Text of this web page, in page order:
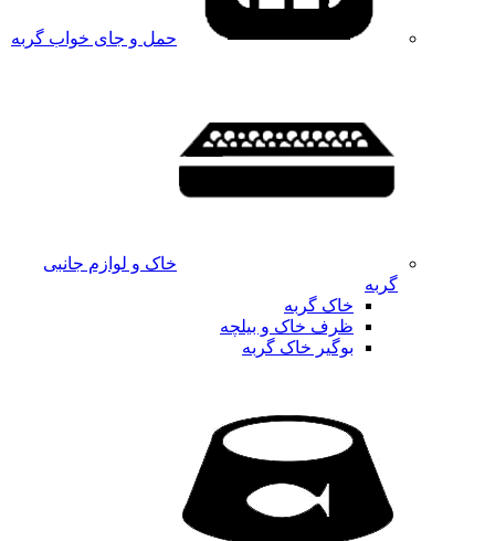
حمل و جای خواب گربه
خاک و لوازم جانبی
گربه
خاک گربه
ظرف خاک و بیلچه
بوگیر خاک گربه